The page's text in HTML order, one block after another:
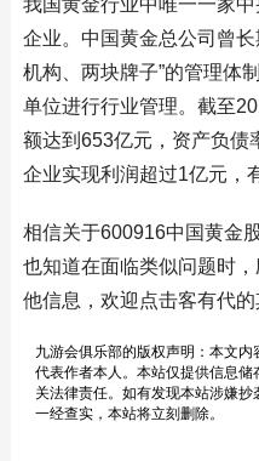
我国黄金行业中唯一一家
企业。中国黄金总公司曾
机构、两块牌子”的管理体
单位进行行业管理。截至
额达到653亿元，资产负债
企业实现利润超过1亿元，
相信关于600916中国黄金
也知道在面临类似问题时
他信息，欢迎点击客有代的
九游会俱乐部的版权声明：本文
代表作者本人。本站仅提供信息
关法律责任。如有发现本站涉嫌抄
一经查实，本站将立刻删除。